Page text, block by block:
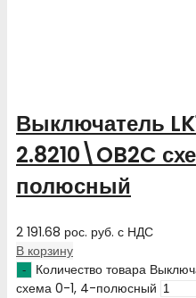
Выключатель
2.8210\OB2C
полюсный
2 191.68 рос. руб. с НДС
В корзину
Количество товара
схема 0-1, 4-полюсный